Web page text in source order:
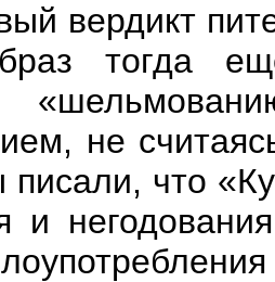
вердикт
тогда
не
что
и